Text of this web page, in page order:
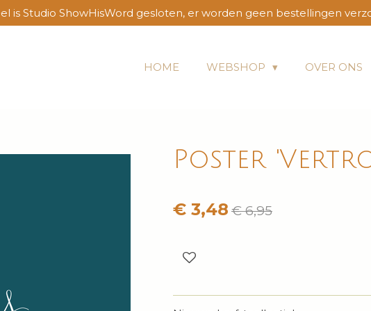
is Studio ShowHisWord gesloten, er worden geen bestellingen
HOME WEBSHOP OVER ONS
Poster
€ 3,48 € 6,95